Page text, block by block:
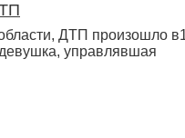
ДТП произошло
управлявшая